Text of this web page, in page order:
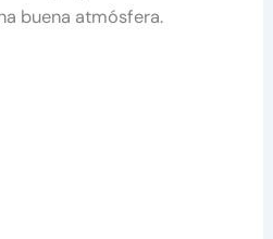
buena atmósfera.